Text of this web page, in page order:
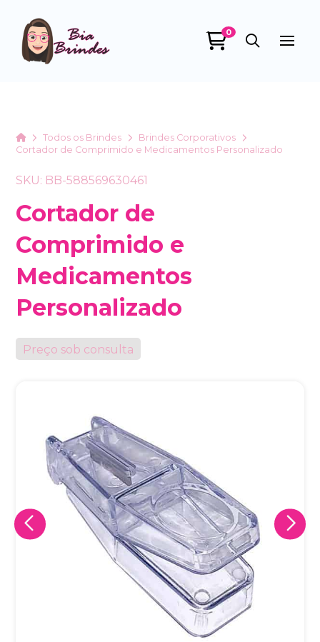
0
HomeTodos os Brindes
Brindes Corporativos
Cortador de Comprimido e Medicamentos Personalizado
SKU: BB-588569630461
Cortador de
Comprimido e
Medicamentos
Personalizado
Preço sob consulta
+55
de marketing. Você pode alterar suas preferências a
qualquer momento.
Iniciar conversa